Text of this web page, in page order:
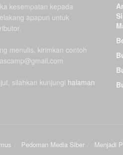
kesempatan kepada
apapun untuk
menulis, kirimkan contoh
silahkan kunjungi halaman
Pedoman Media Siber Menjadi